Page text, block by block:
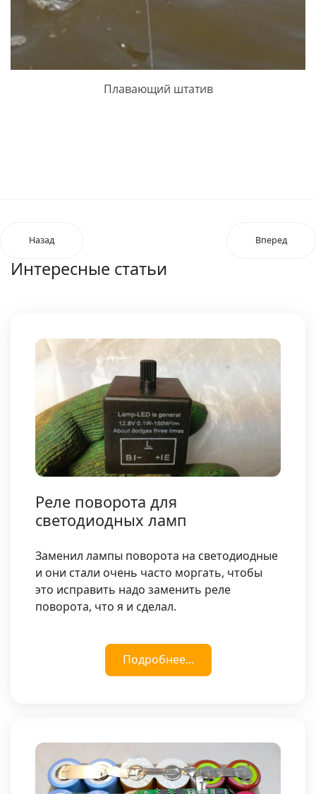
ПРОСМОТРЕТЬ ЗАПИСЬ
Плавающий штатив
Назад Вперед
Интересные статьи
Реле поворота для
светодиодных ламп
Заменил лампы поворота на светодиодные
и они стали очень часто моргать, чтобы
это исправить надо заменить реле
поворота, что я и сделал.
Подробнее...